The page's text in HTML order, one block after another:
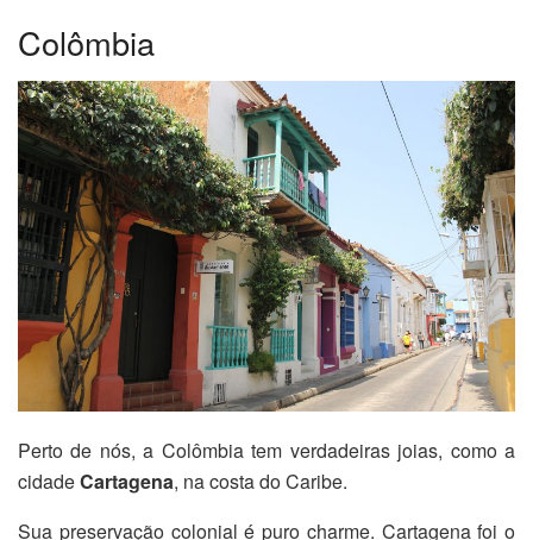
Colômbia
Perto de nós, a Colômbia tem verdadeiras joias, como a
cidadeCartagena, na costa do Caribe.
Sua preservação colonial é puro charme. Cartagena foi o